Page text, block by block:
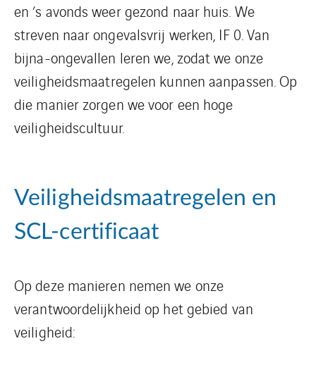
en ’s avonds weer gezond naar huis. We
streven naar ongevalsvrij werken, IF 0. Van
bijna-ongevallen leren we, zodat we onze
veiligheidsmaatregelen kunnen aanpassen. Op
die manier zorgen we voor een hoge
veiligheidscultuur.
Veiligheidsmaatregelen en
SCL-certificaat
Op deze manieren nemen we onze
verantwoordelijkheid op het gebied van
veiligheid: